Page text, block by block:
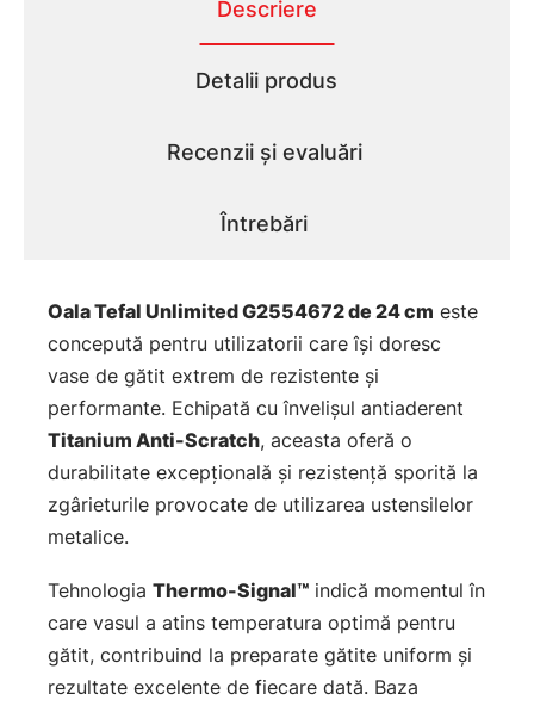
Descriere
Detalii produs
Recenzii și evaluări
Întrebări
Oala Tefal Unlimited G2554672 de 24 cm este
concepută pentru utilizatorii care își doresc
vase de gătit extrem de rezistente și
performante. Echipată cu învelișul antiaderent
Titanium Anti-Scratch, aceasta oferă o
durabilitate excepțională și rezistență sporită la
zgârieturile provocate de utilizarea ustensilelor
metalice.
Tehnologia Thermo-Signal™ indică momentul în
care vasul a atins temperatura optimă pentru
gătit, contribuind la preparate gătite uniform și
rezultate excelente de fiecare dată. Baza